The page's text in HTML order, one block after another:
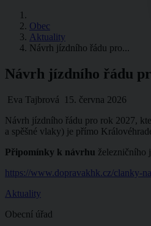
Obec
Aktuality
Návrh jízdního řádu pro...
Návrh jízdního řádu
Eva Tajbrová
15. června 2026
Návrh jízdního řádu pro rok 2027,
a spěšné vlaky) je přímo
Připomínky k návrhu železničního
https://www.dopravakhk.cz/clanky-
Aktuality
Obecní úřad